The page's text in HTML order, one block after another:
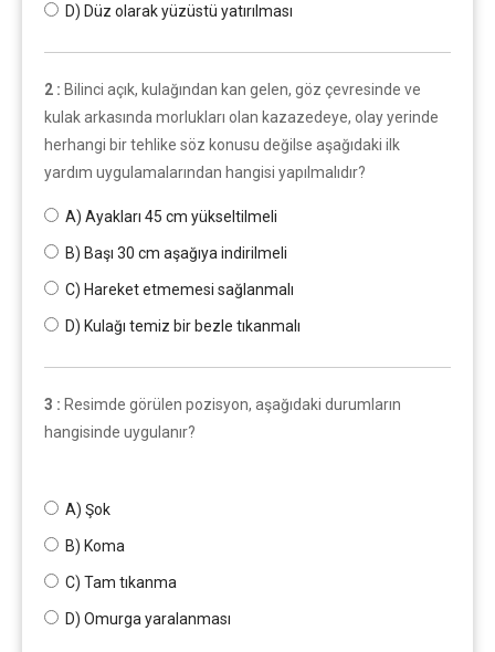
D) Düz olarak yüzüstü yatırılması
2 : Bilinci açık, kulağından kan gelen, göz çevresinde ve
kulak arkasında morlukları olan kazazedeye, olay yerinde
herhangi bir tehlike söz konusu değilse aşağıdaki ilk
yardım uygulamalarından hangisi yapılmalıdır?
A) Ayakları 45 cm yükseltilmeli
B) Başı 30 cm aşağıya indirilmeli
C) Hareket etmemesi sağlanmalı
D) Kulağı temiz bir bezle tıkanmalı
3 : Resimde görülen pozisyon, aşağıdaki durumların
hangisinde uygulanır?
A) Şok
B) Koma
C) Tam tıkanma
D) Omurga yaralanması